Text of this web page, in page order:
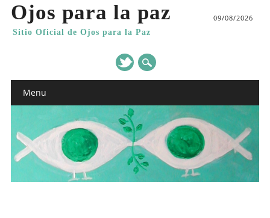
Ojos para la paz
Sitio Oficial de Ojos para la Paz
09/08/2026
Main menu
Menu